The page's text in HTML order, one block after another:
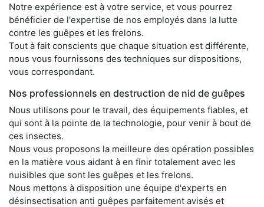
Notre expérience est à votre service, et vous pourrez
bénéficier de l'expertise de nos employés dans la lutte
contre les guêpes et les frelons.
Tout à fait conscients que chaque situation est différente,
nous vous fournissons des techniques sur dispositions,
vous correspondant.
Nos professionnels en destruction de nid de guêpes
Nous utilisons pour le travail, des équipements fiables, et
qui sont à la pointe de la technologie, pour venir à bout de
ces insectes.
Nous vous proposons la meilleure des opération possibles
en la matière vous aidant à en finir totalement avec les
nuisibles que sont les guêpes et les frelons.
Nous mettons à disposition une équipe d'experts en
désinsectisation anti guêpes parfaitement avisés et